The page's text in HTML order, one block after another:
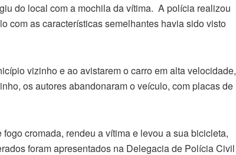
do local com a mochila da vítima. A polícia realizou
com as características semelhantes havia sido visto
vizinho e ao avistarem o carro em alta velocidade,
os autores abandonaram o veículo, com placas de
cromada, rendeu a vítima e levou a sua bicicleta,
foram apresentados na Delegacia de Polícia Civil